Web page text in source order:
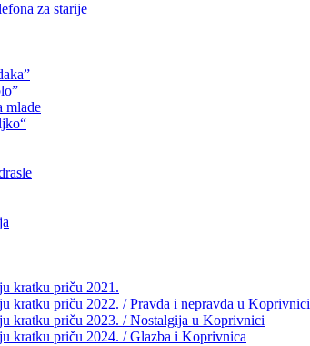
za starije
mlade
kratku priču 2021.
kratku priču 2022. / Pravda i nepravda u Koprivnici
kratku priču 2023. / Nostalgija u Koprivnici
kratku priču 2024. / Glazba i Koprivnica